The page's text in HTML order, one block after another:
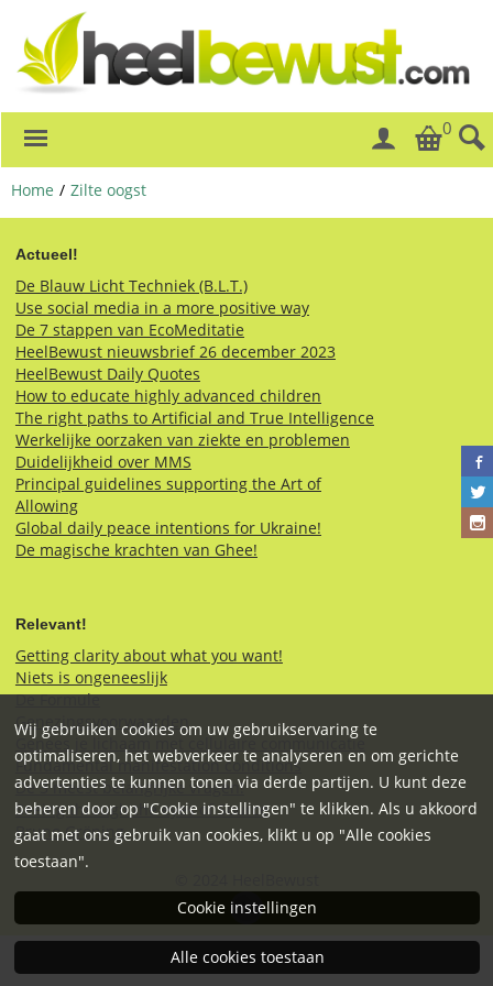
0
Home / Zilte oogst
Actueel!
De Blauw Licht Techniek (B.L.T.)
Use social media in a more positive way
De 7 stappen van EcoMeditatie
HeelBewust nieuwsbrief 26 december 2023
HeelBewust Daily Quotes
How to educate highly advanced children
The right paths to Artificial and True Intelligence
Werkelijke oorzaken van ziekte en problemen
Duidelijkheid over MMS
Principal guidelines supporting the Art of
Allowing
Global daily peace intentions for Ukraine!
De magische krachten van Ghee!
Relevant!
Getting clarity about what you want!
Niets is ongeneeslijk
De Formule
Genezingsvoorwaarden
Genees je lichaam met cellulaire communicatie
Fundamental manifestation conditions
De 3 meest belangrijke vragen!
Seeing through the eyes of Source
Bruno Gröning
Wij gebruiken cookies om uw gebruikservaring te
optimaliseren, het webverkeer te analyseren en om gerichte
advertenties te kunnen tonen via derde partijen. U kunt deze
beheren door op "Cookie instellingen" te klikken. Als u akkoord
gaat met ons gebruik van cookies, klikt u op "Alle cookies
toestaan".
Cookie instellingen
Alle cookies toestaan